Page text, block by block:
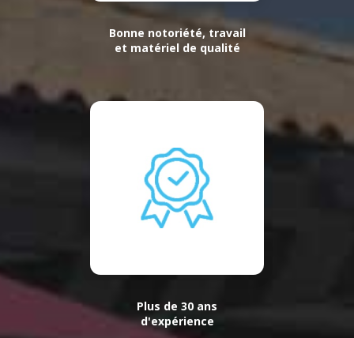
Bonne notoriété, travail
et matériel de qualité
Plus de 30 ans
d'expérience